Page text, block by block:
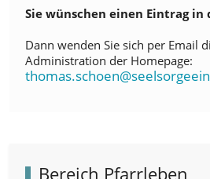
Sie wünschen einen Eintrag in
Dann wenden Sie sich per Email
Administration der Homepage:
Bereich Pfarrleben